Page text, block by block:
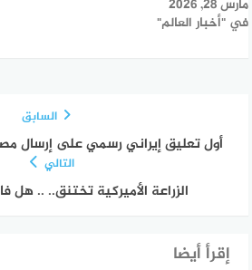
مارس 28, 2026
في "أخبار العالم"
السابق
أول تعليق إيراني رسمي على إرسال
التالي
الزراعة الأميركية تختنق.. .. هل
إقرأ أيضا